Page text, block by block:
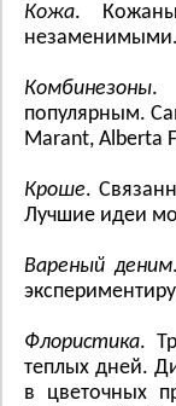
Кожа.
незаменимыми.
Комбинезоны.
популярным.
Mаrаnt, Albertа
Кроше.
Лучшие идеи
Вареный деним
Флористика.
теплых дней.
в цветочных